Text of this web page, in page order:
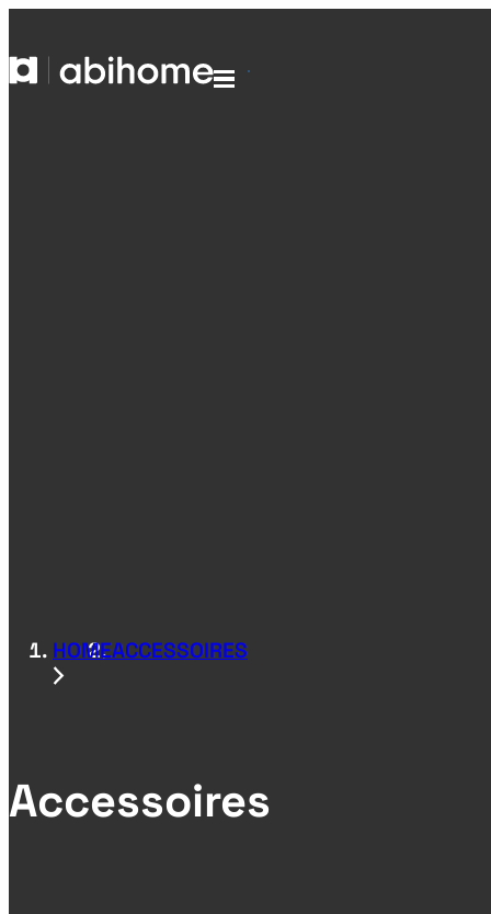
GA NAAR DE INHOUD
Abihome
HOMEACCESSOIRES
Accessoires